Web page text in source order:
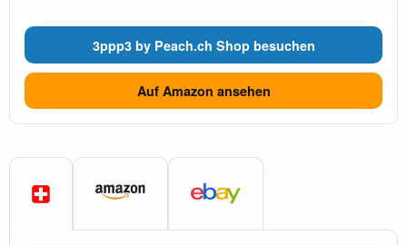
3ppp3 by Peach.ch Shop besuchen
Auf Amazon ansehen